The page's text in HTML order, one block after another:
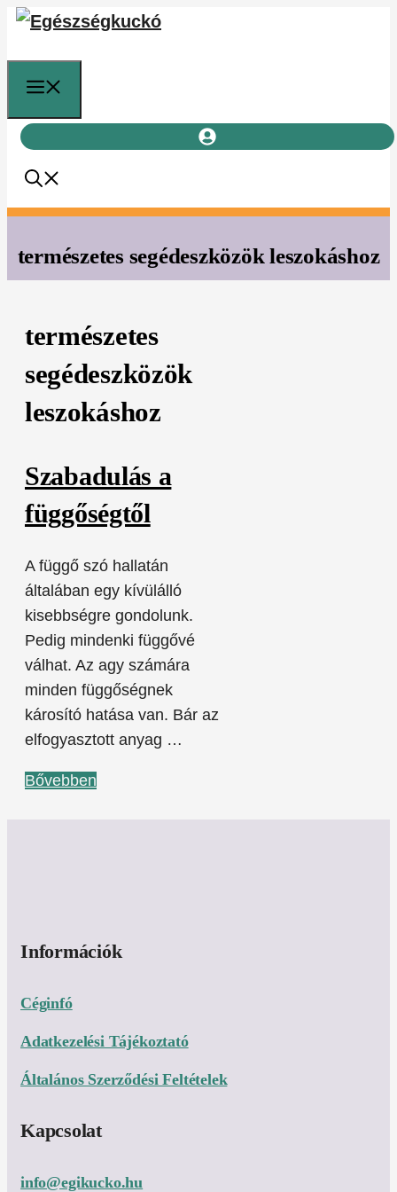
Kilépés
természetes segédeszközök leszokáshoz
természetes
segédeszközök
leszokáshoz
Szabadulás a
függőségtől
A függő szó hallatán
általában egy kívülálló
kisebbségre gondolunk.
Pedig mindenki függővé
válhat. Az agy számára
minden függőségnek
károsító hatása van. Bár az
elfogyasztott anyag …
Bővebben
Információk
Céginfó
Adatkezelési Tájékoztató
Általános Szerződési Feltételek
Kapcsolat
info@egikucko.hu